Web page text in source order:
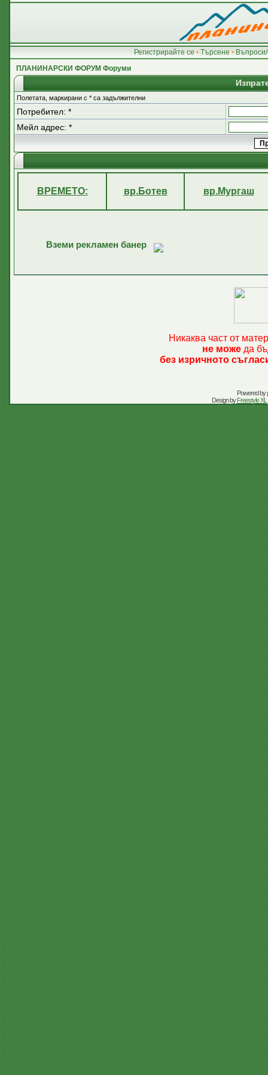
Регистрирайте се • Търсене •
ПЛАНИНАРСКИ ФОРУМ Форуми
Полетата, маркирани с * са задължителни
Потребител: *
Мейл адрес: *
ВРЕМЕТО: вр.Ботев вр.Мургаш
Вземи рекламен банер
Никаква част от
не може да
без изричното
Powered by
Design byFreestyle XL